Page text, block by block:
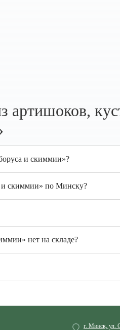
и скиммии»?
и скиммии» по Минску?
нет на складе?
г. Минск, ул.